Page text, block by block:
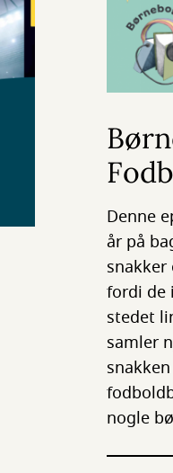
Denne
år på
fordi de
stedet
samler
nogle